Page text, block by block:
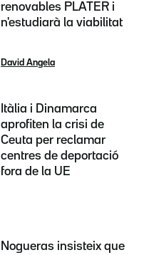
renovables PLATER i
n'estudiarà la viabilitat
David Angela
Itàlia i Dinamarca
aprofiten la crisi de
Ceuta per reclamar
centres de deportació
fora de la UE
Nogueras insisteix que